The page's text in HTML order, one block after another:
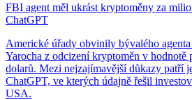
FBI agent měl ukrást kryptoměny za
ChatGPT
Americké úřady obvinily bývalého
Yarocha z odcizení kryptoměn v
dolarů. Mezi nejzajímavější důkazy patří
ChatGPT, ve kterých údajně řešil
USA.